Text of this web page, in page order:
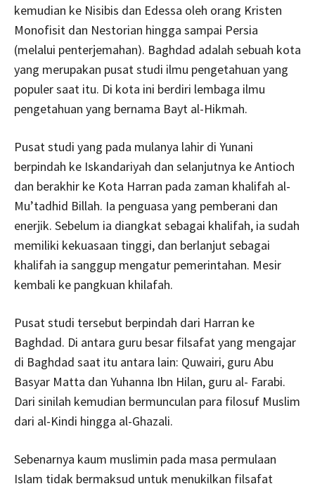
kemudian ke Nisibis dan Edessa oleh orang Kristen
Monofisit dan Nestorian hingga sampai Persia
(melalui penterjemahan). Baghdad adalah sebuah kota
yang merupakan pusat studi ilmu pengetahuan yang
populer saat itu. Di kota ini berdiri lembaga ilmu
pengetahuan yang bernama Bayt al-Hikmah.
Pusat studi yang pada mulanya lahir di Yunani
berpindah ke Iskandariyah dan selanjutnya ke Antioch
dan berakhir ke Kota Harran pada zaman khalifah al-
Mu’tadhid Billah. Ia penguasa yang pemberani dan
enerjik. Sebelum ia diangkat sebagai khalifah, ia sudah
memiliki kekuasaan tinggi, dan berlanjut sebagai
khalifah ia sanggup mengatur pemerintahan. Mesir
kembali ke pangkuan khilafah.
Pusat studi tersebut berpindah dari Harran ke
Baghdad. Di antara guru besar filsafat yang mengajar
di Baghdad saat itu antara lain: Quwairi, guru Abu
Basyar Matta dan Yuhanna Ibn Hilan, guru al- Farabi.
Dari sinilah kemudian bermunculan para filosuf Muslim
dari al-Kindi hingga al-Ghazali.
Sebenarnya kaum muslimin pada masa permulaan
Islam tidak bermaksud untuk menukilkan filsafat